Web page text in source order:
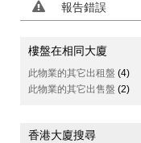
報告錯誤
樓盤在相同大廈
此物業的其它出租盤 (4)
此物業的其它出售盤 (2)
香港大廈搜尋